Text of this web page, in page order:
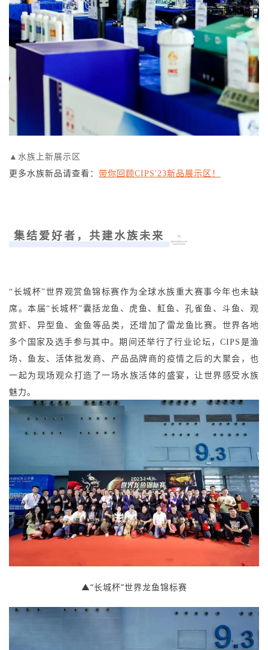
▲水族上新展示区
更多水族新品请查看： 带你回顾CIPS'23新品展示区！
集结爱好者，共建水族未来
“长城杯”世界观赏鱼锦标赛作为全球水族重大赛事今年也未缺
席。本届“长城杯”囊括龙鱼、虎鱼、魟鱼、孔雀鱼、斗鱼、观
赏虾、异型鱼、金鱼等品类，还增加了雷龙鱼比赛。世界各地
多个国家及选手参与其中。期间还举行了行业论坛，CIPS是渔
场、鱼友、活体批发商、产品品牌商的疫情之后的大聚会，也
一起为现场观众打造了一场水族活体的盛宴，让世界感受水族
魅力。
▲“长城杯”世界龙鱼锦标赛